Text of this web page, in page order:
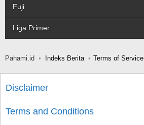
Fuji
Liga Primer
Pahami.id Indeks Berita Terms of Service
Disclaimer
Terms and Conditions